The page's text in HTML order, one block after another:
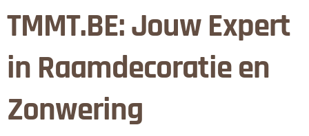
TMMT.BE: Jouw Expert
in Raamdecoratie en
Zonwering